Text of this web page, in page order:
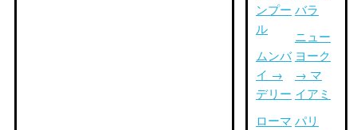
ンプー
ル
ムンバ
イ →
デリー
ローマ
バラ
ニュー
ヨーク
→ マ
イアミ
パリ